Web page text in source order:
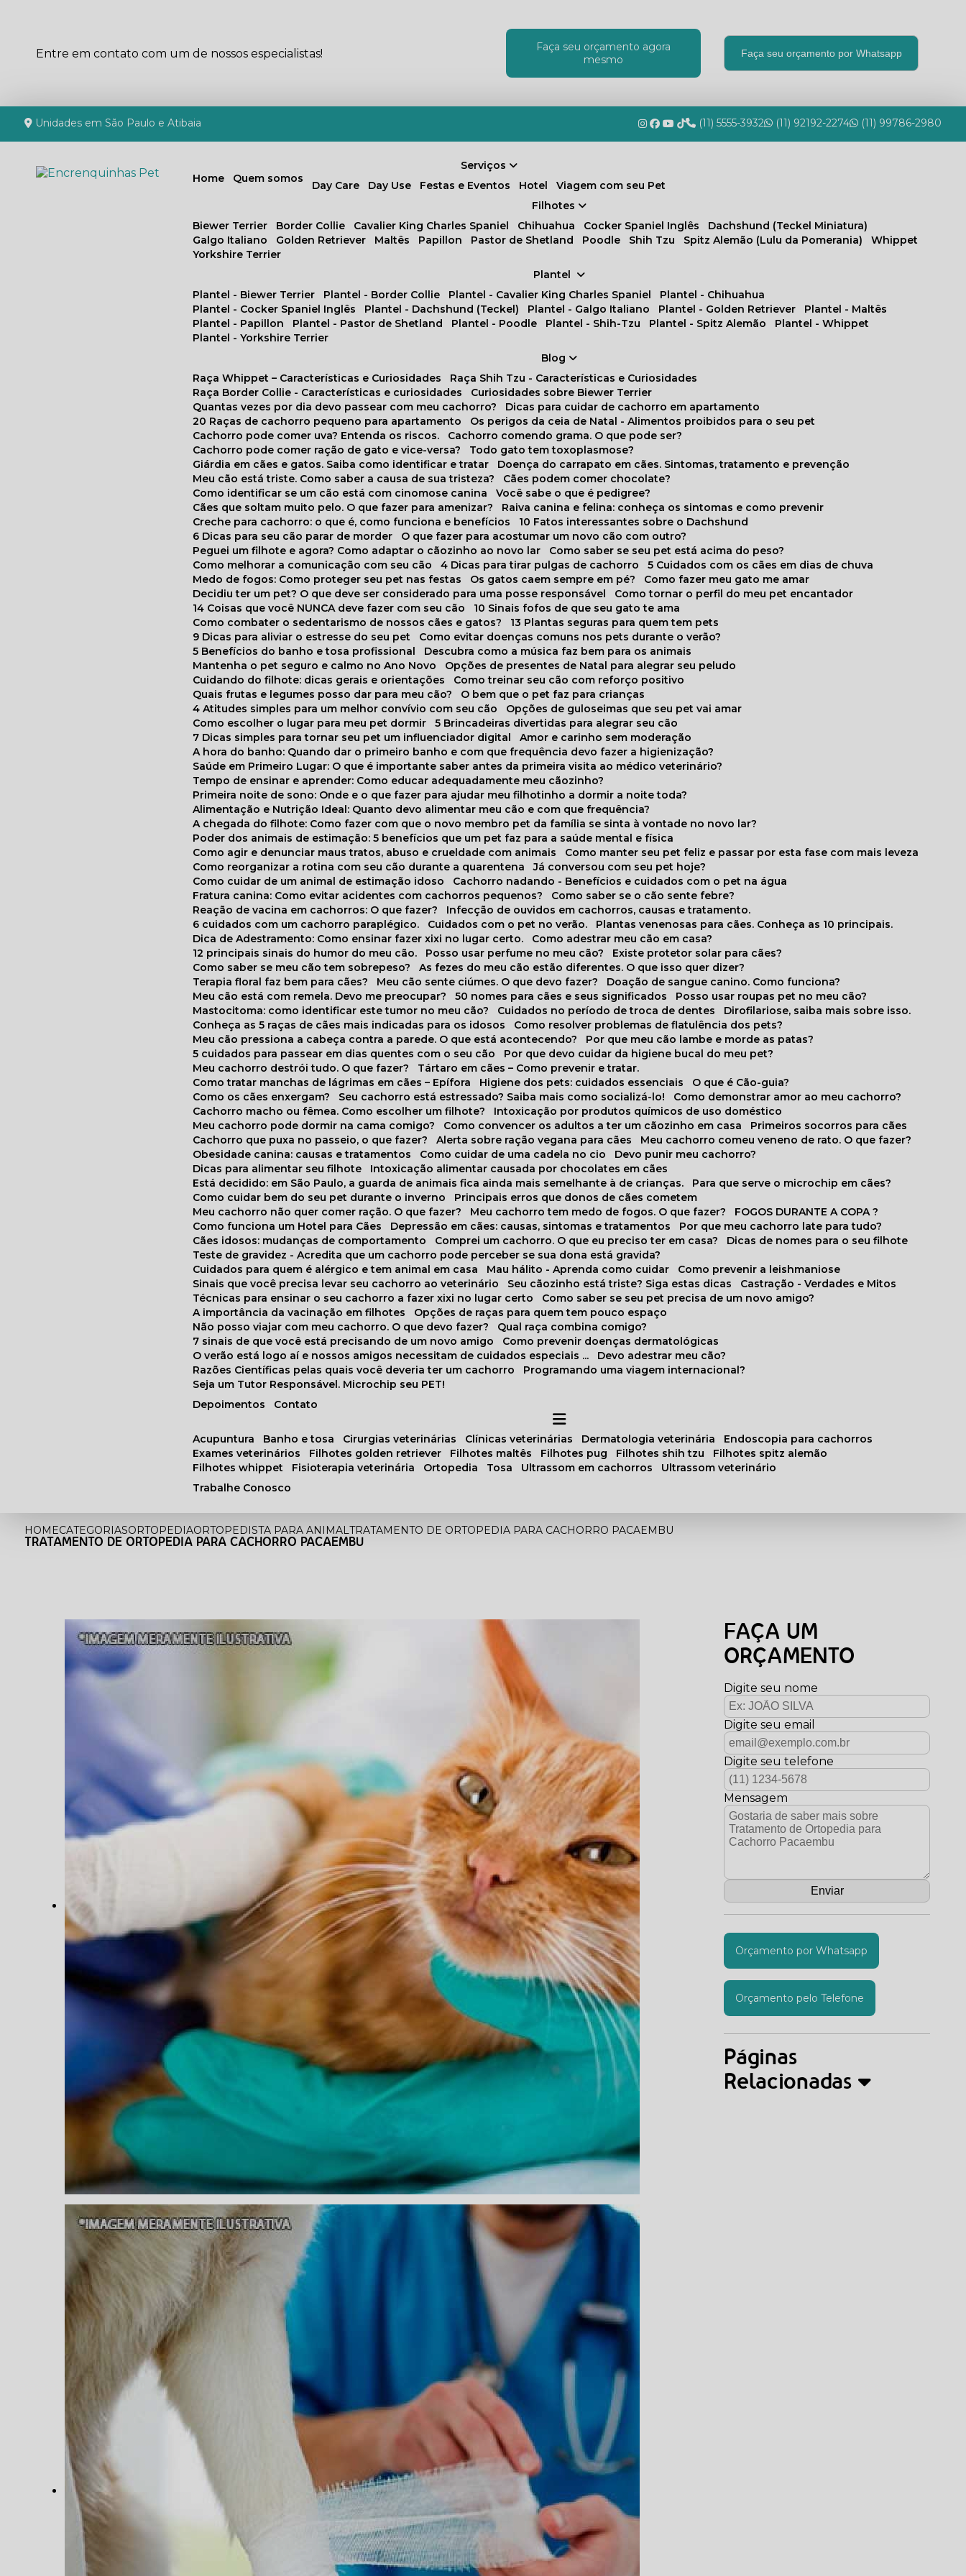
Entre em contato com um de nossos especialistas!
Faça seu orçamento agora
mesmo
Faça seu orçamento por Whatsapp
Unidades em São Paulo e Atibaia (11) 5555-3932 (11) 92192-2274 (11) 99786-2980
Home Quem somos
Depoimentos
Plantel
Plantel - Biewer Terrier
Plantel - Border Collie Plantel - Cavalier King Charles Spaniel
Plantel - Chihuahua
Plantel - Cocker Spaniel Inglês
Plantel - Dachshund (Teckel) Plantel - Galgo Italiano Plantel - Golden Retriever
Plantel - Maltês
Plantel - Papillon
Plantel - Pastor de Shetland Plantel - Poodle Plantel - Shih-Tzu Plantel - Spitz Alemão
Plantel - Whippet
Plantel - Yorkshire Terrier
Blog
Raça Whippet – Características e Curiosidades
Raça Shih Tzu - Características e Curiosidades
Raça Border Collie - Características e curiosidades
Curiosidades sobre Biewer Terrier
Quantas vezes por dia devo passear com meu cachorro?
Dicas para cuidar de cachorro em apartamento
20 Raças de cachorro pequeno para apartamento
Os perigos da ceia de Natal - Alimentos proibidos para o seu pet
Cachorro pode comer uva? Entenda os riscos.
Cachorro comendo grama. O que pode ser?
Cachorro pode comer ração de gato e vice-versa?
Todo gato tem toxoplasmose?
Giárdia em cães e gatos. Saiba como identificar e tratar
Doença do carrapato em cães. Sintomas, tratamento e prevenção
Meu cão está triste. Como saber a causa de sua tristeza?
Cães podem comer chocolate?
Como identificar se um cão está com cinomose canina
Você sabe o que é pedigree?
Cães que soltam muito pelo. O que fazer para amenizar?
Raiva canina e felina: conheça os sintomas e como prevenir
Creche para cachorro: o que é, como funciona e benefícios
10 Fatos interessantes sobre o Dachshund
6 Dicas para seu cão parar de morder
O que fazer para acostumar um novo cão com outro?
Peguei um filhote e agora? Como adaptar o cãozinho ao novo lar
Como saber se seu pet está acima do peso?
Como melhorar a comunicação com seu cão
4 Dicas para tirar pulgas de cachorro
5 Cuidados com os cães em dias de chuva
Medo de fogos: Como proteger seu pet nas festas
Os gatos caem sempre em pé?
Como fazer meu gato me amar
Decidiu ter um pet? O que deve ser considerado para uma posse responsável
Como tornar o perfil do meu pet encantador
14 Coisas que você NUNCA deve fazer com seu cão
10 Sinais fofos de que seu gato te ama
Como combater o sedentarismo de nossos cães e gatos?
13 Plantas seguras para quem tem pets
9 Dicas para aliviar o estresse do seu pet
Como evitar doenças comuns nos pets durante o verão?
5 Benefícios do banho e tosa profissional
Descubra como a música faz bem para os animais
Mantenha o pet seguro e calmo no Ano Novo
Opções de presentes de Natal para alegrar seu peludo
Cuidando do filhote: dicas gerais e orientações
Como treinar seu cão com reforço positivo
Quais frutas e legumes posso dar para meu cão?
O bem que o pet faz para crianças
4 Atitudes simples para um melhor convívio com seu cão
Opções de guloseimas que seu pet vai amar
Como escolher o lugar para meu pet dormir
5 Brincadeiras divertidas para alegrar seu cão
7 Dicas simples para tornar seu pet um influenciador digital
Amor e carinho sem moderação
A hora do banho: Quando dar o primeiro banho e com que frequência devo fazer a higienização?
Saúde em Primeiro Lugar: O que é importante saber antes da primeira visita ao médico veterinário?
Tempo de ensinar e aprender: Como educar adequadamente meu cãozinho?
Primeira noite de sono: Onde e o que fazer para ajudar meu filhotinho a dormir a noite toda?
Alimentação e Nutrição Ideal: Quanto devo alimentar meu cão e com que frequência?
A chegada do filhote: Como fazer com que o novo membro pet da família se sinta à vontade no novo lar?
Poder dos animais de estimação: 5 benefícios que um pet faz para a saúde mental e física
Como agir e denunciar maus tratos, abuso e crueldade com animais
Como manter seu pet feliz e passar por esta fase com mais leveza
Como reorganizar a rotina com seu cão durante a quarentena
Já conversou com seu pet hoje?
Como cuidar de um animal de estimação idoso
Cachorro nadando - Benefícios e cuidados com o pet na água
Fratura canina: Como evitar acidentes com cachorros pequenos?
Como saber se o cão sente febre?
Reação de vacina em cachorros: O que fazer?
Infecção de ouvidos em cachorros, causas e tratamento.
6 cuidados com um cachorro paraplégico.
Cuidados com o pet no verão.
Plantas venenosas para cães. Conheça as 10 principais.
Dica de Adestramento: Como ensinar fazer xixi no lugar certo.
Como adestrar meu cão em casa?
12 principais sinais do humor do meu cão.
Posso usar perfume no meu cão?
Existe protetor solar para cães?
Como saber se meu cão tem sobrepeso?
As fezes do meu cão estão diferentes. O que isso quer dizer?
Terapia floral faz bem para cães?
Meu cão sente ciúmes. O que devo fazer?
Doação de sangue canino. Como funciona?
Meu cão está com remela. Devo me preocupar?
50 nomes para cães e seus significados
Posso usar roupas pet no meu cão?
Mastocitoma: como identificar este tumor no meu cão?
Cuidados no período de troca de dentes
Dirofilariose, saiba mais sobre isso.
Conheça as 5 raças de cães mais indicadas para os idosos
Como resolver problemas de flatulência dos pets?
Meu cão pressiona a cabeça contra a parede. O que está acontecendo?
Por que meu cão lambe e morde as patas?
5 cuidados para passear em dias quentes com o seu cão
Por que devo cuidar da higiene bucal do meu pet?
Meu cachorro destrói tudo. O que fazer?
Tártaro em cães – Como prevenir e tratar.
Como tratar manchas de lágrimas em cães – Epífora
Higiene dos pets: cuidados essenciais
O que é Cão-guia?
Como os cães enxergam?
Seu cachorro está estressado? Saiba mais como socializá-lo!
Como demonstrar amor ao meu cachorro?
Cachorro macho ou fêmea. Como escolher um filhote?
Intoxicação por produtos químicos de uso doméstico
Meu cachorro pode dormir na cama comigo?
Como convencer os adultos a ter um cãozinho em casa
Primeiros socorros para cães
Cachorro que puxa no passeio, o que fazer?
Alerta sobre ração vegana para cães
Meu cachorro comeu veneno de rato. O que fazer?
Obesidade canina: causas e tratamentos
Como cuidar de uma cadela no cio
Devo punir meu cachorro?
Dicas para alimentar seu filhote
Intoxicação alimentar causada por chocolates em cães
Está decidido: em São Paulo, a guarda de animais fica ainda mais semelhante à de crianças.
Para que serve o microchip em cães?
Como cuidar bem do seu pet durante o inverno
Principais erros que donos de cães cometem
Meu cachorro não quer comer ração. O que fazer?
Meu cachorro tem medo de fogos. O que fazer?
FOGOS DURANTE A COPA ?
Como funciona um Hotel para Cães
Depressão em cães: causas, sintomas e tratamentos
Por que meu cachorro late para tudo?
Cães idosos: mudanças de comportamento
Comprei um cachorro. O que eu preciso ter em casa?
Dicas de nomes para o seu filhote
Teste de gravidez - Acredita que um cachorro pode perceber se sua dona está gravida?
Cuidados para quem é alérgico e tem animal em casa
Mau hálito - Aprenda como cuidar
Como prevenir a leishmaniose
Sinais que você precisa levar seu cachorro ao veterinário
Seu cãozinho está triste? Siga estas dicas
Castração - Verdades e Mitos
Técnicas para ensinar o seu cachorro a fazer xixi no lugar certo
Como saber se seu pet precisa de um novo amigo?
A importância da vacinação em filhotes
Opções de raças para quem tem pouco espaço
Não posso viajar com meu cachorro. O que devo fazer?
Qual raça combina comigo?
7 sinais de que você está precisando de um novo amigo
Como prevenir doenças dermatológicas
O verão está logo aí e nossos amigos necessitam de cuidados especiais ...
Devo adestrar meu cão?
Razões Científicas pelas quais você deveria ter um cachorro
Programando uma viagem internacional?
Seja um Tutor Responsável. Microchip seu PET!
Serviços
Day Care
Day Use Festas e Eventos Hotel
Viagem com seu Pet
Filhotes
Biewer Terrier
Border Collie Cavalier King Charles Spaniel Chihuahua Cocker Spaniel Inglês
Dachshund (Teckel Miniatura)
Galgo Italiano
Golden Retriever Maltês Papillon Pastor de Shetland Poodle Shih Tzu Spitz Alemão (Lulu da Pomerania)
Whippet
Yorkshire Terrier
Contato
acupuntura banho e tosa cirurgias veterinárias clínicas veterinárias dermatologia veterinária
endoscopia para cachorros
exames veterinários
filhotes golden retriever filhotes maltês filhotes pug filhotes shih tzu
filhotes spitz alemão
filhotes whippet
fisioterapia veterinária ortopedia tosa ultrassom em cachorros
ultrassom veterinário
Trabalhe Conosco
HOMECATEGORIASORTOPEDIAORTOPEDISTA PARA ANIMALTRATAMENTO DE ORTOPEDIA PARA CACHORRO PACAEMBU
TRATAMENTO DE ORTOPEDIA PARA CACHORRO PACAEMBU
FAÇA UM
ORÇAMENTO
Digite seu nome
Digite seu email
Digite seu telefone
Mensagem
Orçamento por Whatsapp
Orçamento pelo Telefone
Páginas
Relacionadas